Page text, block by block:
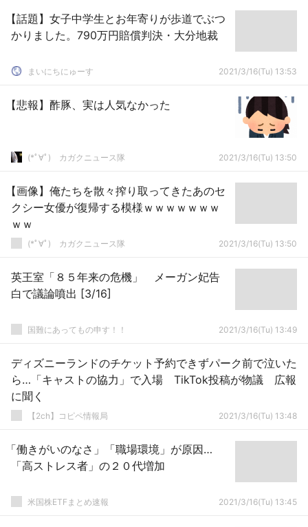
【話題】女子中学生とお年寄りが歩道でぶつ
かりました。790万円賠償判決・大分地裁
まいにちにゅーす 2021/3/16(Tu) 13:53
【悲報】酢豚、実は人気なかった
(*ﾟ∀ﾟ)ゞカガクニュース隊 2021/3/16(Tu) 13:50
【画像】俺たちを散々搾り取ってきたあのセ
クシー女優が復帰する模様ｗｗｗｗｗｗｗ
ｗｗ
(*ﾟ∀ﾟ)ゞカガクニュース隊 2021/3/16(Tu) 13:50
英王室「８５年来の危機」 メーガン妃告
白で議論噴出 [3/16]
国難にあってもの申す！！ 2021/3/16(Tu) 13:49
ディズニーランドのチケット予約できずパーク前で泣いた
ら…「キャストの協力」で入場 TikTok投稿が物議 広報
に聞く
【2ch】コピペ情報局 2021/3/16(Tu) 13:48
「働きがいのなさ」「職場環境」が原因…
「高ストレス者」の２０代増加
米国株ETFまとめ速報 2021/3/16(Tu) 13:45